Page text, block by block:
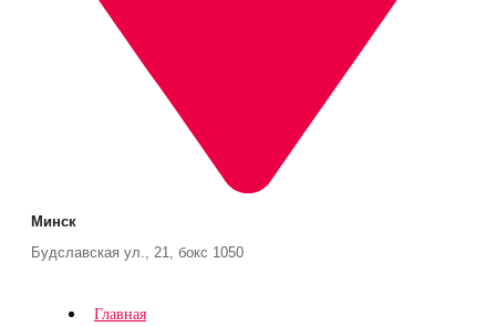
Минск
Будславская ул., 21, бокс 1050
Главная